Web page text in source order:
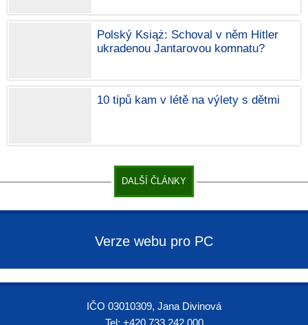
Polský Książ: Schoval v něm Hitler
ukradenou Jantarovou komnatu?
10 tipů kam v létě na výlety s dětmi
DALŠÍ ČLÁNKY
Verze webu pro PC
IČO 03010309, Jana Divinová
Tel: +420 733 242 000